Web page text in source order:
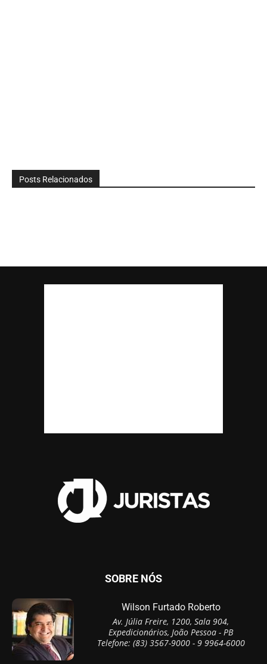
Posts Relacionados
SOBRE NÓS
Wilson Furtado Roberto
Av. Júlia Freire, 1200, Sala 904,
Expedicionários, João Pessoa - PB
Telefone: (83) 3567-9000 - 9 9964-6000